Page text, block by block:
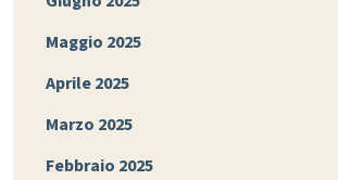
Maggio 2025
Aprile 2025
Marzo 2025
Febbraio 2025